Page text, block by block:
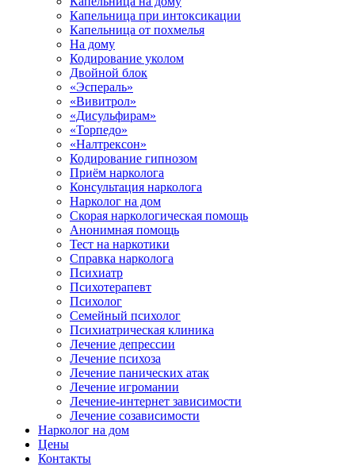
Капельница при интоксикации
Капельница от похмелья
На дому
Кодирование уколом
Двойной блок
«Эспераль»
«Вивитрол»
«Дисульфирам»
«Торпедо»
«Налтрексон»
Кодирование гипнозом
Приём нарколога
Консультация нарколога
Нарколог на дом
Скорая наркологическая помощь
Анонимная помощь
Тест на наркотики
Справка нарколога
Психиатр
Психотерапевт
Психолог
Семейный психолог
Психиатрическая клиника
Лечение депрессии
Лечение психоза
Лечение панических атак
Лечение игромании
Лечение-интернет зависимости
Лечение созависимости
Нарколог на дом
Цены
Контакты